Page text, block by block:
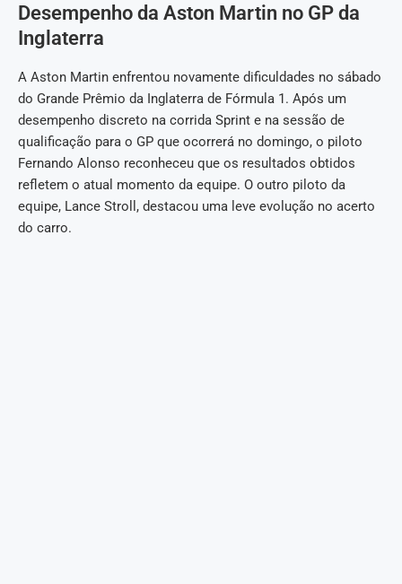
Desempenho da Aston Martin no GP da
Inglaterra
A Aston Martin enfrentou novamente dificuldades no sábado
do Grande Prêmio da Inglaterra de Fórmula 1. Após um
desempenho discreto na corrida Sprint e na sessão de
qualificação para o GP que ocorrerá no domingo, o piloto
Fernando Alonso reconheceu que os resultados obtidos
refletem o atual momento da equipe. O outro piloto da
equipe, Lance Stroll, destacou uma leve evolução no acerto
do carro.